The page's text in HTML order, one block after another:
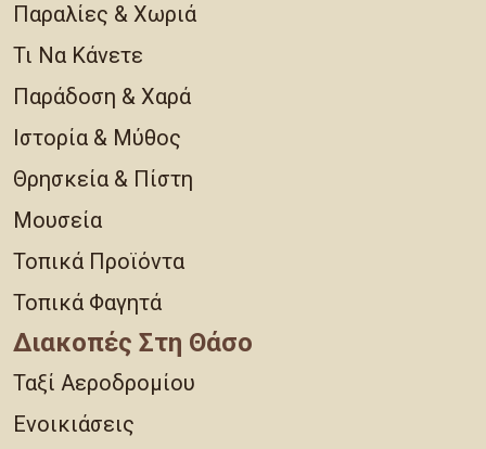
Παραλίες & Χωριά
Τι Να Κάνετε
Παράδοση & Χαρά
Ιστορία & Μύθος
Θρησκεία & Πίστη
Μουσεία
Τοπικά Προϊόντα
Τοπικά Φαγητά
Διακοπές Στη Θάσο
Ταξί Αεροδρομίου
Ενοικιάσεις